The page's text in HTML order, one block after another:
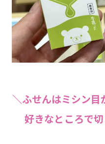
＼ふせんはミシン目
好きなところで